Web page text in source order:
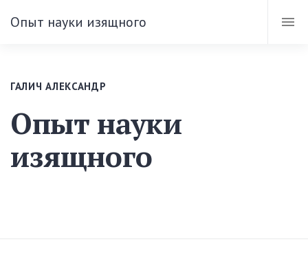
Опыт науки изящного
ГАЛИЧ АЛЕКСАНДР
Опыт науки
изящного